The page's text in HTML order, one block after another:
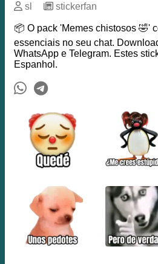
sl stickerfan
📦 O pack 'Memes chistosos 🤣'
essenciais no seu chat.
WhatsApp e Telegram. Estes
Espanhol.